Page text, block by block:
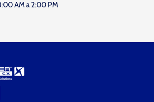
AM a 2:00 PM